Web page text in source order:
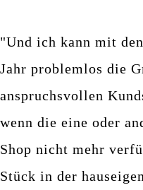
"Und ich kann mit
Jahr problemlos die
anspruchsvollen
wenn die eine oder
Shop nicht mehr
Stück in der